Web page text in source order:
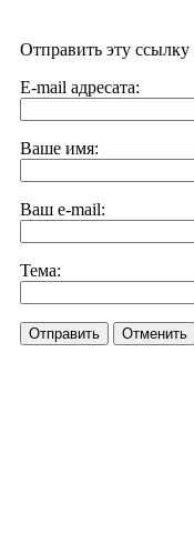
Отправить эту ссылку
E-mail адресата:
Ваше имя:
Ваш e-mail:
Тема:
Отправить Отменить